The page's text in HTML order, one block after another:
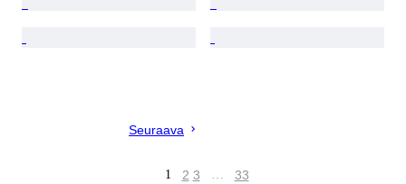
Seuraava
1 2 3 … 33